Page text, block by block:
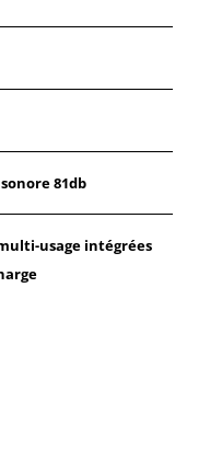
81db
usage intégrées